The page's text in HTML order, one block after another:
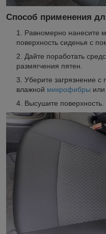
Способ применения
Равномерно нанесите
поверхность сиденья с
Дайте поработать
размягчения пятен.
Уберите загрязнение
влажной микрофибры
Высушите поверхность.